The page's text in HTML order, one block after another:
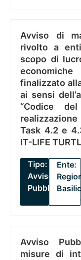
Avviso di
rivolto a
scopo di
finalizzato
ai sensi
“Codice
Task 4.2 e
IT-LIFE
Tipo:
Avviso
Pubblico
Ente:
Avviso
misure di